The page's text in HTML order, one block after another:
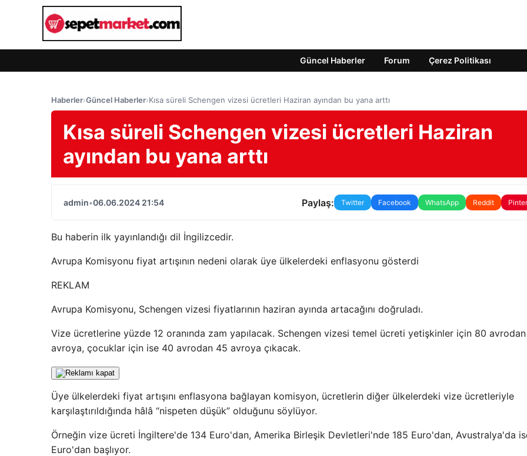
Güncel Haberler Forum Çerez Politikası
Haberler›Güncel Haberler›Kısa süreli Schengen vizesi ücretleri Haziran ayından bu yana arttı
Kısa süreli Schengen vizesi ücretleri Haziran
ayından bu yana arttı
admin•06.06.2024 21:54 Paylaş: Twitter Facebook WhatsApp Reddit
Bu haberin ilk yayınlandığı dil İngilizcedir.
Avrupa Komisyonu fiyat artışının nedeni olarak üye ülkelerdeki enflasyonu gösterdi
REKLAM
Avrupa Komisyonu, Schengen vizesi fiyatlarının haziran ayında artacağını doğruladı.
Vize ücretlerine yüzde 12 oranında zam yapılacak. Schengen vizesi temel ücreti yetişkinler için 80
avroya, çocuklar için ise 40 avrodan 45 avroya çıkacak.
Üye ülkelerdeki fiyat artışını enflasyona bağlayan komisyon, ücretlerin diğer ülkelerdeki vize ücretleriyle
karşılaştırıldığında hâlâ “nispeten düşük” olduğunu söylüyor.
Örneğin vize ücreti İngiltere'de 134 Euro'dan, Amerika Birleşik Devletleri'nde 185 Euro'dan, Avustralya'da
Euro'dan başlıyor.